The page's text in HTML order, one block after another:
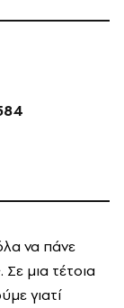
να πάνε
μια τέτοια
γιατί